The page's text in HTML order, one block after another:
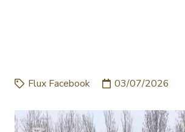
Flux Facebook 03/07/2026